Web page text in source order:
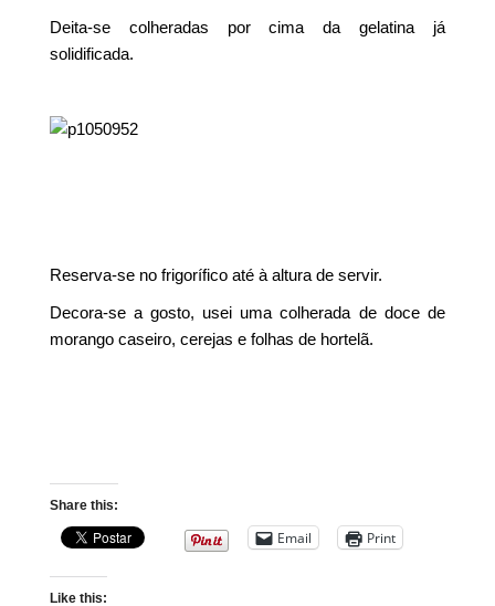
Deita-se colheradas por cima da gelatina já
solidificada.
Reserva-se no frigorífico até à altura de servir.
Decora-se a gosto, usei uma colherada de doce de
morango caseiro, cerejas e folhas de hortelã.
Share this:
Email Print
Like this: